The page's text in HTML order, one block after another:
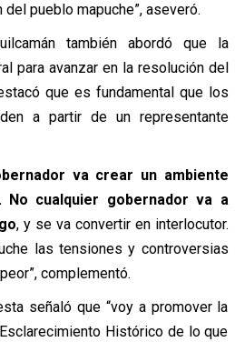
pueblo mapuche”, aseveró.
también abordó que la
para avanzar en la resolución del
que es fundamental que los
a partir de un representante
va crear un ambiente
No cualquier gobernador va a
, y se va convertir en interlocutor.
las tensiones y controversias
complementó.
señaló que “voy a promover la
Histórico de lo que